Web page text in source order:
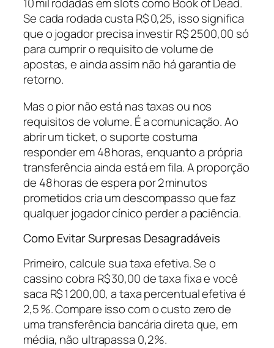
10 mil rodadas em slots como Book of Dead.
Se cada rodada custa R$ 0,25, isso significa
que o jogador precisa investir R$ 2 500,00 só
para cumprir o requisito de volume de
apostas, e ainda assim não há garantia de
retorno.
Mas o pior não está nas taxas ou nos
requisitos de volume. É a comunicação. Ao
abrir um ticket, o suporte costuma
responder em 48 horas, enquanto a própria
transferência ainda está em fila. A proporção
de 48 horas de espera por 2 minutos
prometidos cria um descompasso que faz
qualquer jogador cínico perder a paciência.
Como Evitar Surpresas Desagradáveis
Primeiro, calcule sua taxa efetiva. Se o
cassino cobra R$ 30,00 de taxa fixa e você
saca R$ 1 200,00, a taxa percentual efetiva é
2,5 %. Compare isso com o custo zero de
uma transferência bancária direta que, em
média, não ultrapassa 0,2 %.